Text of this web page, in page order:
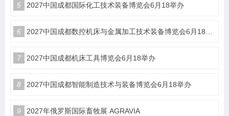
5 2027中国成都国际化工技术装备博览会6月18举办
6 2027中国成都数控机床与金属加工技术装备博览会6月18举办
7 2027中国成都机床工具博览会6月18举办
8 2027中国成都智能制造技术与装备博览会6月18举办
9 2027年俄罗斯国际畜牧展 AGRAVIA